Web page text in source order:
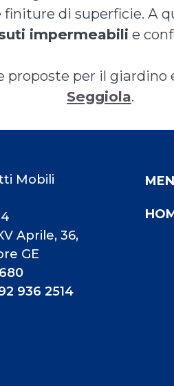
finiture di superficie. A
impermeabili e
proposte per il
Seggiola.
Mobili
Aprile, 36,
GE
936 2514